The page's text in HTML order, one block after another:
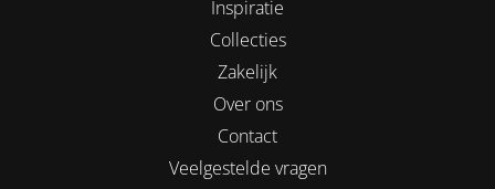
Inspiratie
Collecties
Zakelijk
Over ons
Contact
Veelgestelde vragen